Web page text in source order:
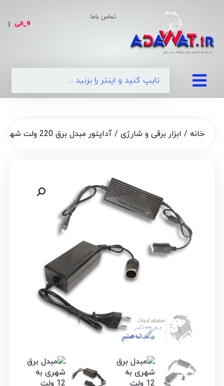
تماس باما
099
|
خانه / ابزار برقی و شارژی/ آداپتور مبدل برق 220 ولت شهری به 12V ولت خودرو 15 آمپر (سوکت فندکی+ویدئو معرفی)